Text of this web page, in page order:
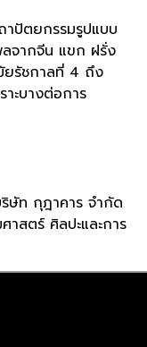
ปัตยกรรมรูปแบบ
จากจีน แขก ฝรั่ง
ยรัชกาลที่ 4 ถึง
าะบางต่อการ
ท กุฎาคาร จำกัด
สตร์ ศิลปะและการ